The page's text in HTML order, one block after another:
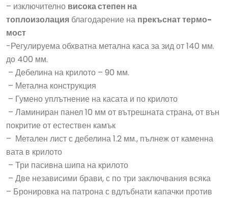
– изключително висока степен на
топлоизолация благодарение на прекъснат термо-
мост
-Регулируема обхватна метална каса за зид от 140 мм.
до 400 мм.
– Дебелина на крилото – 90 мм.
– Метална конструкция
– Гумено уплътнение на касата и по крилото
– Ламиниран панел 10 мм от вътрешната страна, от вън
покритие от естествен камък
– Метален лист с дебелина 1.2 мм., пълнеж от каменна
вата в крилото
– Три пасивна шипа на крилото
– Две независими брави, с по три заключвания всяка
– Бронировка на патрона с вдлъбнати капачки против